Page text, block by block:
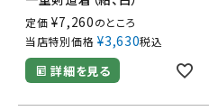
定価 ¥7,260のところ
当店特別価格 ¥3,630税込
詳細を見る